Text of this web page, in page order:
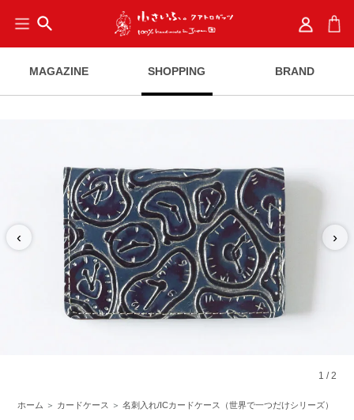
search
MAGAZINE SHOPPING BRAND
‹ ›
1 /2
ホーム ＞ カードケース ＞名刺入れ/ICカードケース（世界で一つだけシリーズ）